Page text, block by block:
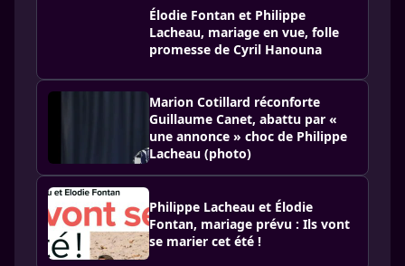
Élodie Fontan et Philippe
Lacheau, mariage en vue, folle
promesse de Cyril Hanouna
Marion Cotillard réconforte
Guillaume Canet, abattu par «
une annonce » choc de Philippe
Lacheau (photo)
Philippe Lacheau et Élodie
Fontan, mariage prévu : Ils vont
se marier cet été !